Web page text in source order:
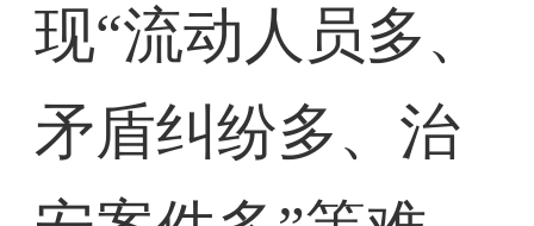
现“流动人员多、
矛盾纠纷多、治